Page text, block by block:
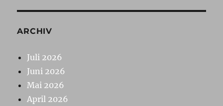
ARCHIV
Juli 2026
Juni 2026
Mai 2026
April 2026